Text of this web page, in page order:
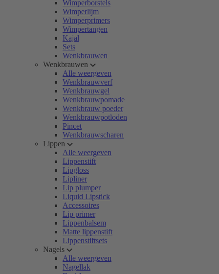
Wimperborstels
Wimperlijm
Wimperprimers
Wimpertangen
Kajal
Sets
Wenkbrauwen
Wenkbrauwen
Alle weergeven
Wenkbrauwverf
Wenkbrauwgel
Wenkbrauwpomade
Wenkbrauw poeder
Wenkbrauwpotloden
Pincet
Wenkbrauwscharen
Lippen
Alle weergeven
Lippenstift
Lipgloss
Lipliner
Lip plumper
Liquid Lipstick
Accessoires
Lip primer
Lippenbalsem
Matte lippenstift
Lippenstiftsets
Nagels
Alle weergeven
Nagellak